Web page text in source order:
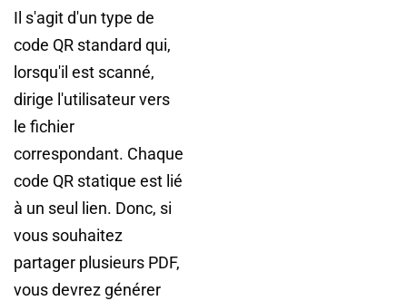
Il s'agit d'un type de
code QR standard qui,
lorsqu'il est scanné,
dirige l'utilisateur vers
le fichier
correspondant. Chaque
code QR statique est lié
à un seul lien. Donc, si
vous souhaitez
partager plusieurs PDF,
vous devrez générer